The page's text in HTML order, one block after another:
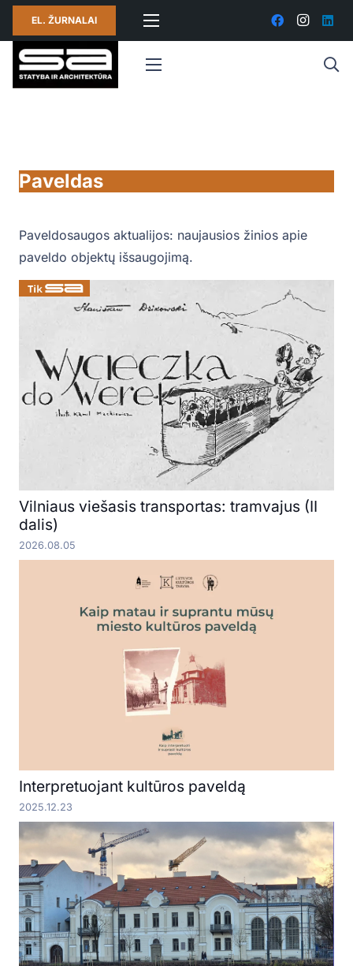
EL. ŽURNALAI
Paveldas
Paveldosaugos aktualijos: naujausios žinios apie
paveldo objektų išsaugojimą.
Vilniaus viešasis transportas: tramvajus (II
dalis)
2026.08.05
Interpretuojant kultūros paveldą
2025.12.23